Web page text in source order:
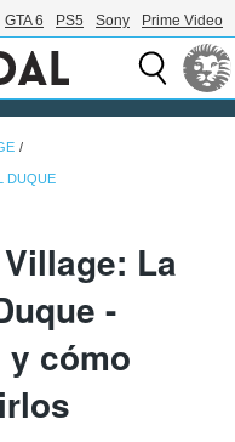
GTA 6 PS5 Sony Prime Video
DUQUE
La
-
cómo